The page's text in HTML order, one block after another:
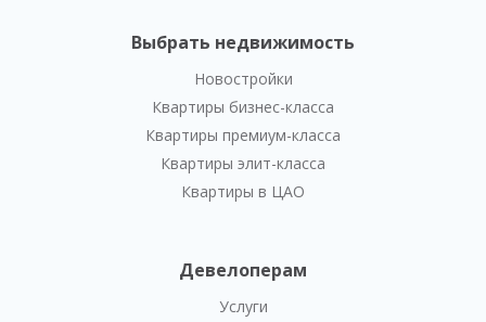
Выбрать недвижимость
Новостройки
Квартиры бизнес-класса
Квартиры премиум-класса
Квартиры элит-класса
Квартиры в ЦАО
Девелоперам
Услуги